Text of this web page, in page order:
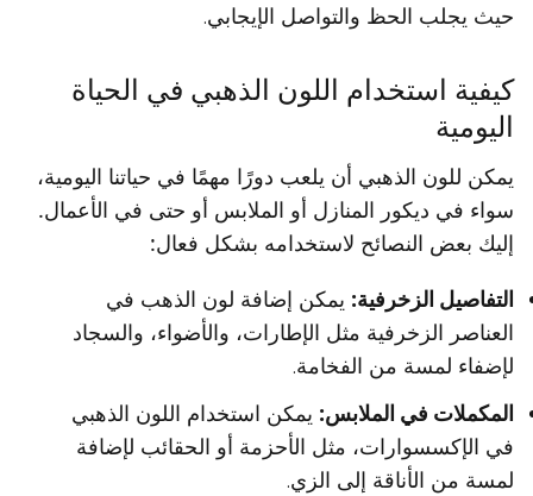
حيث يجلب الحظ والتواصل الإيجابي.
كيفية استخدام اللون الذهبي في الحياة
اليومية
يمكن للون الذهبي أن يلعب دورًا مهمًا في حياتنا اليومية،
سواء في ديكور المنازل أو الملابس أو حتى في الأعمال.
إليك بعض النصائح لاستخدامه بشكل فعال:
التفاصيل الزخرفية: يمكن إضافة لون الذهب في
العناصر الزخرفية مثل الإطارات، والأضواء، والسجاد
لإضفاء لمسة من الفخامة.
المكملات في الملابس: يمكن استخدام اللون الذهبي
في الإكسسوارات، مثل الأحزمة أو الحقائب لإضافة
لمسة من الأناقة إلى الزي.